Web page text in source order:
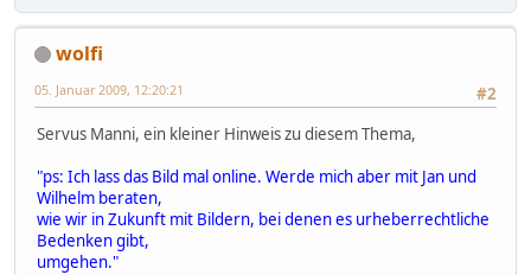
wolfi
#2
05. Januar 2009, 12:20:21
Servus Manni, ein kleiner Hinweis zu diesem Thema,
"ps: Ich lass das Bild mal online. Werde mich aber mit Jan und
Wilhelm beraten,
wie wir in Zukunft mit Bildern, bei denen es urheberrechtliche
Bedenken gibt,
umgehen."